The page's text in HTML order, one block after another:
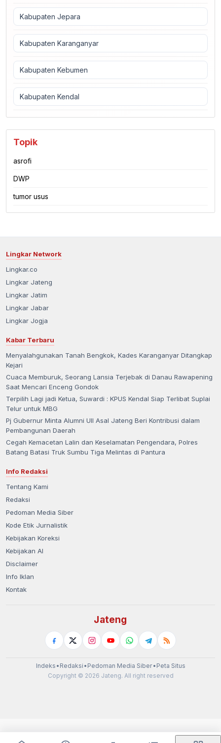
Kabupaten Jepara
Kabupaten Karanganyar
Kabupaten Kebumen
Kabupaten Kendal
Topik
asrofi
DWP
tumor usus
Lingkar Network
Lingkar.co
Lingkar Jateng
Lingkar Jatim
Lingkar Jabar
Lingkar Jogja
Kabar Terbaru
Menyalahgunakan Tanah Bengkok, Kades Karanganyar Ditangkap
Kejari
Cuaca Memburuk, Seorang Lansia Terjebak di Danau Rawapening
Saat Mencari Enceng Gondok
Terpilih Lagi jadi Ketua, Suwardi : KPUS Kendal Siap Terlibat Suplai
Telur untuk MBG
Pj Gubernur Minta Alumni UII Asal Jateng Beri Kontribusi dalam
Pembangunan Daerah
Cegah Kemacetan Lalin dan Keselamatan Pengendara, Polres
Batang Batasi Truk Sumbu Tiga Melintas di Pantura
Info Redaksi
Tentang Kami
Redaksi
Pedoman Media Siber
Kode Etik Jurnalistik
Kebijakan Koreksi
Kebijakan AI
Disclaimer
Info Iklan
Kontak
Jateng
Indeks • Redaksi • Pedoman Media Siber• Peta Situs
Copyright © 2026 Jateng. All right reserved